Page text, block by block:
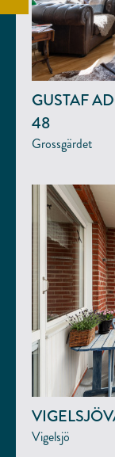
GUSTAF
48
Grossgärdet
Vigelsjö